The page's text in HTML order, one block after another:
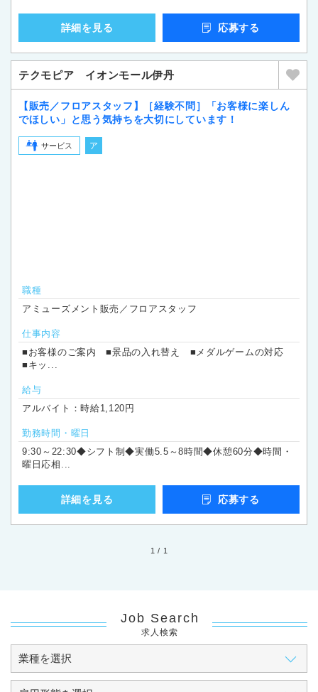
詳細を見る 応募する
テクモピア イオンモール伊丹
【販売／フロアスタッフ】［経験不問］「お客様に楽しん
でほしい」と思う気持ちを大切にしています！
サービス ア
職種
アミューズメント販売／フロアスタッフ
仕事内容
■お客様のご案内 ■景品の入れ替え ■メダルゲームの対応
■キッ...
給与
アルバイト：時給1,120円
勤務時間・曜日
9:30～22:30◆シフト制◆実働5.5～8時間◆休憩60分◆時間・
曜日応相...
詳細を見る 応募する
1 / 1
Job Search
求人検索